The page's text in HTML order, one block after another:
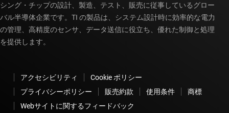
シング・チップの設計、製造、テスト、販売に従事しているグロー
バル半導体企業です。TI の製品は、システム設計時に効率的な電力
の管理、高精度のセンサ、データ送信に役立ち、優れた制御と処理
を提供します。
アクセシビリティ
Cookie ポリシー
プライバシーポリシー
販売約款 使用条件
商標
Webサイトに関するフィードバック